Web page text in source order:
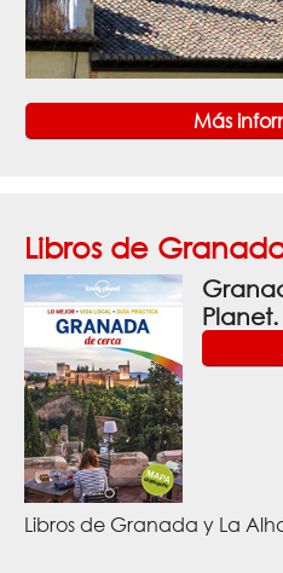
Más
Libros de
Planet.
Libros de Granada y La